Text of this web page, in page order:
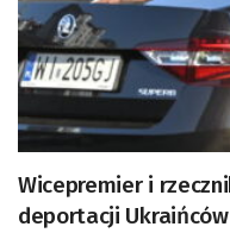
Wicepremier i rzecznik PiS o zapowiedzi
deportacji Ukraińców